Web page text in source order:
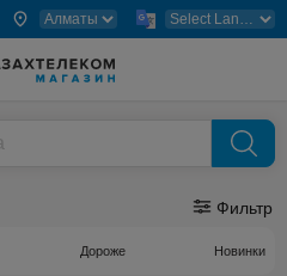
Фильтр
Дороже Новинки